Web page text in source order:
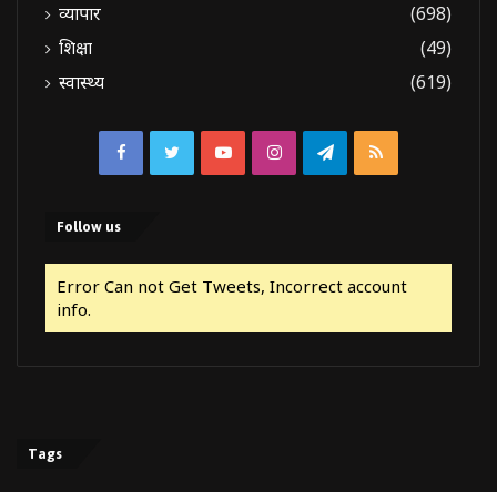
व्यापार
(698)
शिक्षा
(49)
स्वास्थ्य
(619)
FacebookTwitterYouTubeInstagramTelegram
RSS
Follow us
Error Can not Get Tweets, Incorrect account
info.
Tags